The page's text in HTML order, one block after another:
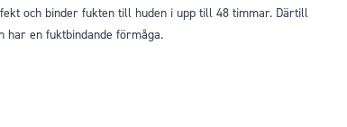
och binder fukten till huden i upp till 48 timmar. Därtill
har en fuktbindande förmåga.